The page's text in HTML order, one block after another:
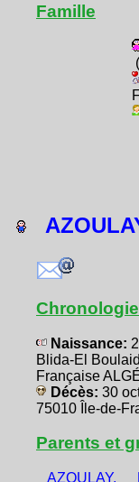
Famille
Chronologie
Naissance:
Blida-El
Française
Décès: 30
75010 Île-de-
Parents et
AZOULAY,